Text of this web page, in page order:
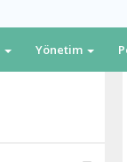
Yönetim